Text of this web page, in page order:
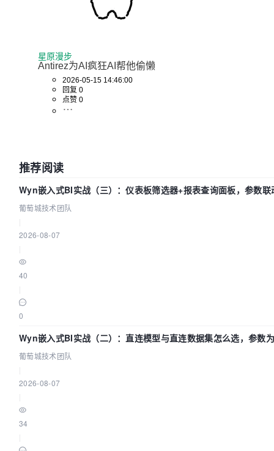
星原漫步
Antirez为AI疯狂AI帮他偷懒
2026-05-15 14:46:00
回复 0
点赞 0
推荐阅读
Wyn嵌入式BI实战（三）：仪表板筛选器+报表查询面板，参数联
葡萄城技术团队
2026-08-07
40
0
Wyn嵌入式BI实战（二）：直连模型与直连数据集怎么选，参数
效？| 葡萄城技术团队
葡萄城技术团队
2026-08-07
34